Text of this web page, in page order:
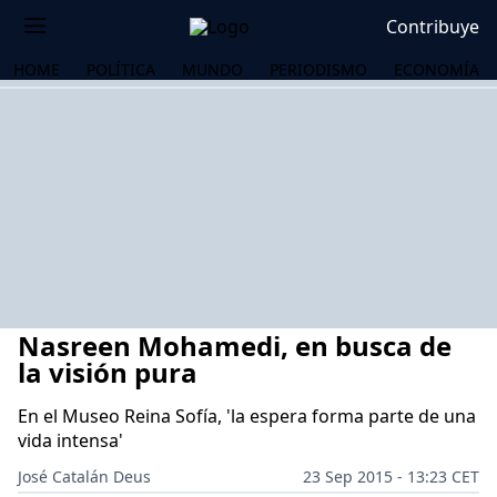
Contribuye
HOME POLÍTICA MUNDO PERIODISMO ECONOMÍA
Nasreen Mohamedi, en busca de
la visión pura
En el Museo Reina Sofía, 'la espera forma parte de una
vida intensa'
José Catalán Deus
23 Sep 2015 - 13:23 CET